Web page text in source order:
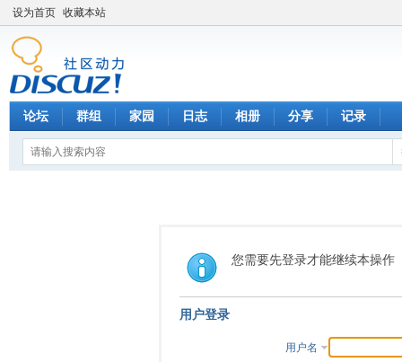
设为首页 收藏本站
论坛 群组 家园 日志 相册 分享 记录
您需要先登录才能继续本操作
用户登录
用户名